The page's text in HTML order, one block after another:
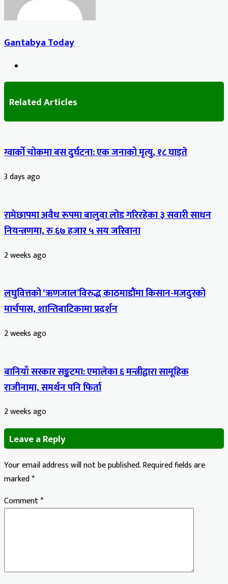
Gantabya Today
Related Articles
ग्वार्को चोकमा बस दुर्घटना: एक जनाको मृत्यु, १८ घाइते
3 days ago
रामेछापमा अवैध रूपमा बालुवा लोड गरिरहेका ३ सवारी साधन
नियन्त्रणमा, रु ६७ हजार ५ सय जरिवाना
2 weeks ago
लघुवित्तको ‘ऋणजाल’विरुद्ध काठमाडौंमा किसान-मजदुरको
मार्चपास, शान्तिबाटिकामा प्रदर्शन
2 weeks ago
बानियाँ सरकार सङ्कटमा: एमालेका ६ मन्त्रीद्वारा सामूहिक
राजीनामा, समर्थन पनि फिर्ता
2 weeks ago
Leave a Reply
Your email address will not be published.Required fields are
marked*
Comment*